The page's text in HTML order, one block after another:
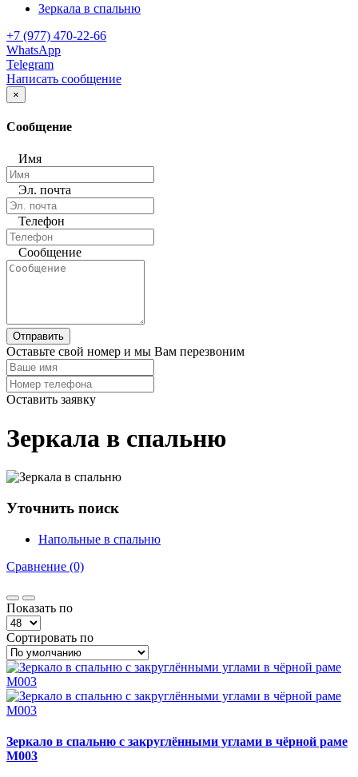
Зеркала в спальню
+7 (977) 470-22-66
WhatsApp
Telegram
Написать сообщение
×
Сообщение
Имя
Эл. почта
Телефон
Сообщение
Отправить
Оставьте свой номер и мы Вам перезвоним
Оставить заявку
Зеркала в спальню
Уточнить поиск
Напольные в спальню
Сравнение (0)
Показать по
Сортировать по
Зеркало в спальню с закруглёнными углами в чёрной раме
M003